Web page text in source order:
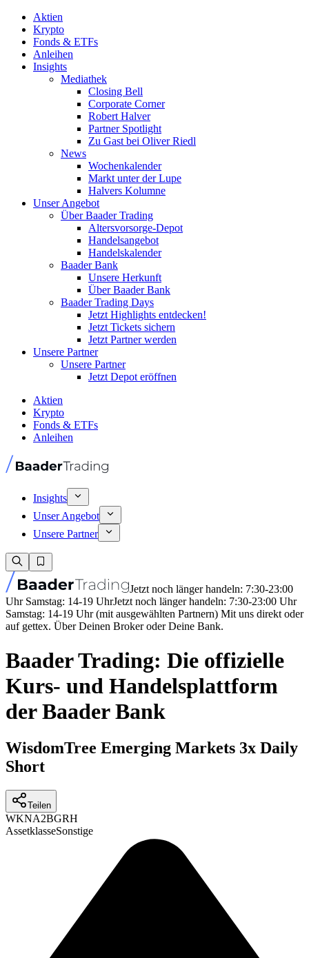
Aktien
Krypto
Fonds & ETFs
Anleihen
Insights
Mediathek
Closing Bell
Corporate Corner
Robert Halver
Partner Spotlight
Zu Gast bei Oliver Riedl
News
Wochenkalender
Markt unter der Lupe
Halvers Kolumne
Unser Angebot
Über Baader Trading
Altersvorsorge-Depot
Handelsangebot
Handelskalender
Baader Bank
Unsere Herkunft
Über Baader Bank
Baader Trading Days
Jetzt Highlights entdecken!
Jetzt Tickets sichern
Jetzt Partner werden
Unsere Partner
Unsere Partner
Jetzt Depot eröffnen
Aktien
Krypto
Fonds & ETFs
Anleihen
Insights
Unser Angebot
Unsere Partner
Jetzt noch länger handeln: 7:30-23:00
Uhr Samstag: 14-19 UhrJetzt noch länger handeln: 7:30-23:00 Uhr
Samstag: 14-19 Uhr (mit ausgewählten Partnern) Mit uns direkt oder
auf gettex. Über Deinen Broker oder Deine Bank.
Baader Trading: Die offizielle
Kurs- und Handelsplattform
der Baader Bank
WisdomTree Emerging Markets 3x Daily
Short
Teilen
WKNA2BGRH
AssetklasseSonstige